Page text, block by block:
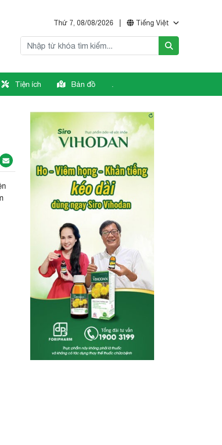
Thứ 7, 08/08/2026 Tiếng Việt
Tiện ích Bản đồ .